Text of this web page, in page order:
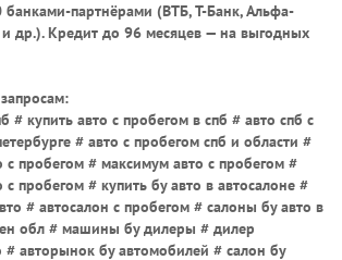
банками-партнёрами (ВТБ, Т-Банк, Альфа-
др.). Кредит до 96 месяцев — на выгодных
# купить авто с пробегом в спб # авто спб с
# авто с пробегом спб и области #
с пробегом # максимум авто с пробегом #
с пробегом # купить бу авто в автосалоне #
# автосалон с пробегом # салоны бу авто в
обл # машины бу дилеры # дилер
авторынок бу автомобилей # салон бу